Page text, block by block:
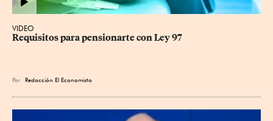
VIDEO
Requisitos para pensionarte con Ley 97
Por Redacción El Economista